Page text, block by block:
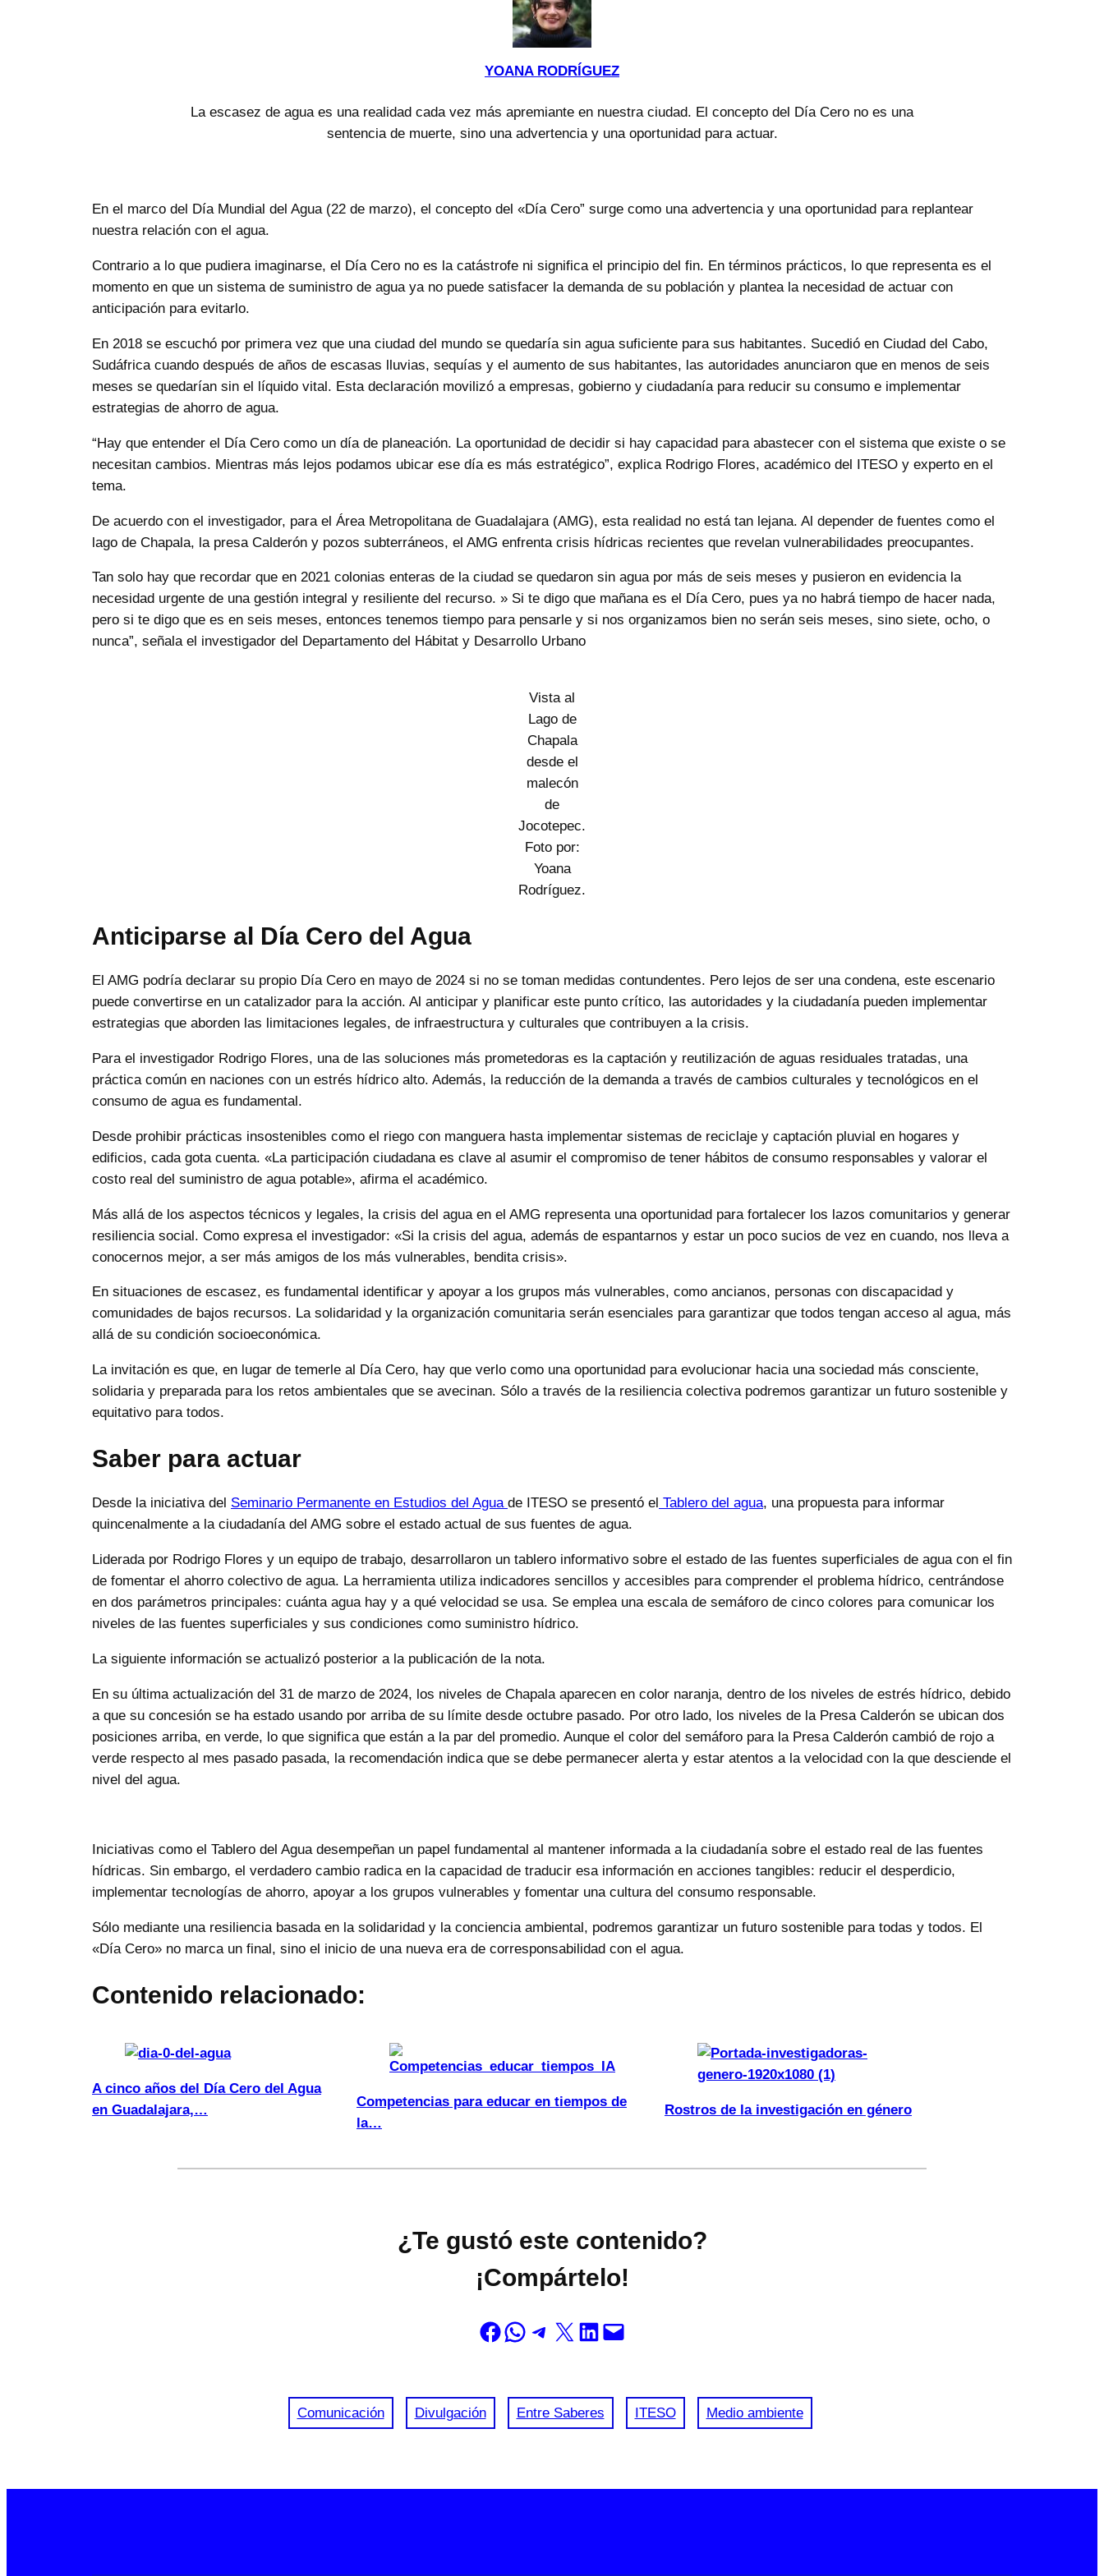
YOANA RODRÍGUEZ
La escasez de agua es una realidad cada vez más apremiante en nuestra ciudad. El concepto del Día Cero no es una
sentencia de muerte, sino una advertencia y una oportunidad para actuar.
En el marco del Día Mundial del Agua (22 de marzo), el concepto del «Día Cero” surge como una advertencia y una oportunidad para replantear
nuestra relación con el agua.
Contrario a lo que pudiera imaginarse, el Día Cero no es la catástrofe ni significa el principio del fin. En términos prácticos, lo que representa es el
momento en que un sistema de suministro de agua ya no puede satisfacer la demanda de su población y plantea la necesidad de actuar con
anticipación para evitarlo.
En 2018 se escuchó por primera vez que una ciudad del mundo se quedaría sin agua suficiente para sus habitantes. Sucedió en Ciudad del Cabo,
Sudáfrica cuando después de años de escasas lluvias, sequías y el aumento de sus habitantes, las autoridades anunciaron que en menos de seis
meses se quedarían sin el líquido vital. Esta declaración movilizó a empresas, gobierno y ciudadanía para reducir su consumo e implementar
estrategias de ahorro de agua.
“Hay que entender el Día Cero como un día de planeación. La oportunidad de decidir si hay capacidad para abastecer con el sistema que existe o se
necesitan cambios. Mientras más lejos podamos ubicar ese día es más estratégico”, explica Rodrigo Flores, académico del ITESO y experto en el
tema.
De acuerdo con el investigador, para el Área Metropolitana de Guadalajara (AMG), esta realidad no está tan lejana. Al depender de fuentes como el
lago de Chapala, la presa Calderón y pozos subterráneos, el AMG enfrenta crisis hídricas recientes que revelan vulnerabilidades preocupantes.
Tan solo hay que recordar que en 2021 colonias enteras de la ciudad se quedaron sin agua por más de seis meses y pusieron en evidencia la
necesidad urgente de una gestión integral y resiliente del recurso. » Si te digo que mañana es el Día Cero, pues ya no habrá tiempo de hacer nada,
pero si te digo que es en seis meses, entonces tenemos tiempo para pensarle y si nos organizamos bien no serán seis meses, sino siete, ocho, o
nunca”, señala el investigador del Departamento del Hábitat y Desarrollo Urbano
Vista al
Lago de
Chapala
desde el
malecón
de
Jocotepec.
Foto por:
Yoana
Rodríguez.
Anticiparse al Día Cero del Agua
El AMG podría declarar su propio Día Cero en mayo de 2024 si no se toman medidas contundentes. Pero lejos de ser una condena, este escenario
puede convertirse en un catalizador para la acción. Al anticipar y planificar este punto crítico, las autoridades y la ciudadanía pueden implementar
estrategias que aborden las limitaciones legales, de infraestructura y culturales que contribuyen a la crisis.
Para el investigador Rodrigo Flores, una de las soluciones más prometedoras es la captación y reutilización de aguas residuales tratadas, una
práctica común en naciones con un estrés hídrico alto. Además, la reducción de la demanda a través de cambios culturales y tecnológicos en el
consumo de agua es fundamental.
Desde prohibir prácticas insostenibles como el riego con manguera hasta implementar sistemas de reciclaje y captación pluvial en hogares y
edificios, cada gota cuenta. «La participación ciudadana es clave al asumir el compromiso de tener hábitos de consumo responsables y valorar el
costo real del suministro de agua potable», afirma el académico.
Más allá de los aspectos técnicos y legales, la crisis del agua en el AMG representa una oportunidad para fortalecer los lazos comunitarios y generar
resiliencia social. Como expresa el investigador: «Si la crisis del agua, además de espantarnos y estar un poco sucios de vez en cuando, nos lleva a
conocernos mejor, a ser más amigos de los más vulnerables, bendita crisis».
En situaciones de escasez, es fundamental identificar y apoyar a los grupos más vulnerables, como ancianos, personas con discapacidad y
comunidades de bajos recursos. La solidaridad y la organización comunitaria serán esenciales para garantizar que todos tengan acceso al agua, más
allá de su condición socioeconómica.
La invitación es que, en lugar de temerle al Día Cero, hay que verlo como una oportunidad para evolucionar hacia una sociedad más consciente,
solidaria y preparada para los retos ambientales que se avecinan. Sólo a través de la resiliencia colectiva podremos garantizar un futuro sostenible y
equitativo para todos.
Saber para actuar
Desde la iniciativa del Seminario Permanente en Estudios del Agua de ITESO se presentó el Tablero del agua, una propuesta para informar
quincenalmente a la ciudadanía del AMG sobre el estado actual de sus fuentes de agua.
Liderada por Rodrigo Flores y un equipo de trabajo, desarrollaron un tablero informativo sobre el estado de las fuentes superficiales de agua con el fin
de fomentar el ahorro colectivo de agua. La herramienta utiliza indicadores sencillos y accesibles para comprender el problema hídrico, centrándose
en dos parámetros principales: cuánta agua hay y a qué velocidad se usa. Se emplea una escala de semáforo de cinco colores para comunicar los
niveles de las fuentes superficiales y sus condiciones como suministro hídrico.
La siguiente información se actualizó posterior a la publicación de la nota.
En su última actualización del 31 de marzo de 2024, los niveles de Chapala aparecen en color naranja, dentro de los niveles de estrés hídrico, debido
a que su concesión se ha estado usando por arriba de su límite desde octubre pasado. Por otro lado, los niveles de la Presa Calderón se ubican dos
posiciones arriba, en verde, lo que significa que están a la par del promedio. Aunque el color del semáforo para la Presa Calderón cambió de rojo a
verde respecto al mes pasado pasada, la recomendación indica que se debe permanecer alerta y estar atentos a la velocidad con la que desciende el
nivel del agua.
Iniciativas como el Tablero del Agua desempeñan un papel fundamental al mantener informada a la ciudadanía sobre el estado real de las fuentes
hídricas. Sin embargo, el verdadero cambio radica en la capacidad de traducir esa información en acciones tangibles: reducir el desperdicio,
implementar tecnologías de ahorro, apoyar a los grupos vulnerables y fomentar una cultura del consumo responsable.
Sólo mediante una resiliencia basada en la solidaridad y la conciencia ambiental, podremos garantizar un futuro sostenible para todas y todos. El
«Día Cero» no marca un final, sino el inicio de una nueva era de corresponsabilidad con el agua.
Contenido relacionado:
A cinco años del Día Cero del Agua
en Guadalajara,…
Competencias para educar en tiempos de
la…
Rostros de la investigación en género
¿Te gustó este contenido?
¡Compártelo!
Compartir en Facebook
Compartir en WhatsApp
Compartir en Telegram
Compartir en X Compartir en LinkedIn
Envía esta página por correo electrónico
Comunicación Divulgación Entre Saberes ITESO Medio ambiente